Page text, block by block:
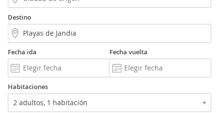
Destino
Fecha ida Fecha vuelta
Habitaciones